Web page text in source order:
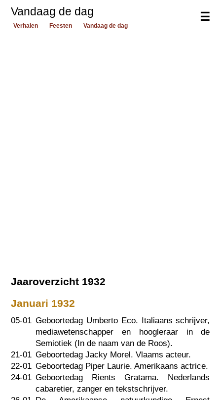
☰
Vandaag de dag
Verhalen Feesten Vandaag de dag
Jaaroverzicht 1932
Januari 1932
05-01 Geboortedag Umberto Eco. Italiaans schrijver,
mediawetenschapper en hoogleraar in de
Semiotiek (In de naam van de Roos).
21-01 Geboortedag Jacky Morel. Vlaams acteur.
22-01 Geboortedag Piper Laurie. Amerikaans actrice.
24-01 Geboortedag Rients Gratama. Nederlands
cabaretier, zanger en tekstschrijver.